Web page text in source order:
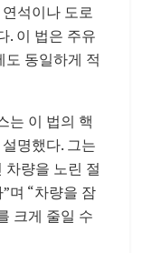
석이나 도로
. 이 법은 주유
도 동일하게 적
는 이 법의 핵
명했다. 그는
차량을 노린 절
며 “차량을 잠
크게 줄일 수